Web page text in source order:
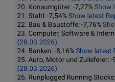
20. Konsumgüter: -7,27%Show
21. Stahl: -7,54%Show latest
22. Bau & Baustoffe: -7,76%
23. Computer, Software &
(28.03.2026)
24. Banken: -8,16%Show latest
25. Auto, Motor und Zulieferer: -
(28.03.2026)
26. Runplugged Running